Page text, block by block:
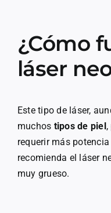
¿Cómo
láser
Este tipo de láser,
muchos tipos de piel
requerir más
recomienda el láser
muy grueso.